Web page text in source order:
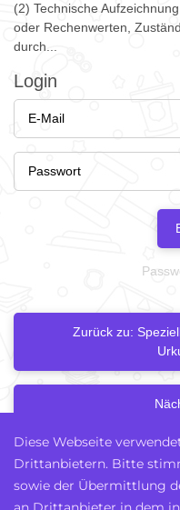
(2) Technische
oder Rechenwerten,
durch...
Login
Zurück zu:
Diese Webseite
Drittanbietern. Bitte
sowie der Übermittlung